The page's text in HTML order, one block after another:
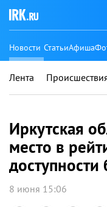
Новости СтатьиАфиша
Лента
Иркутская
место в
доступности
8 июня 15:06